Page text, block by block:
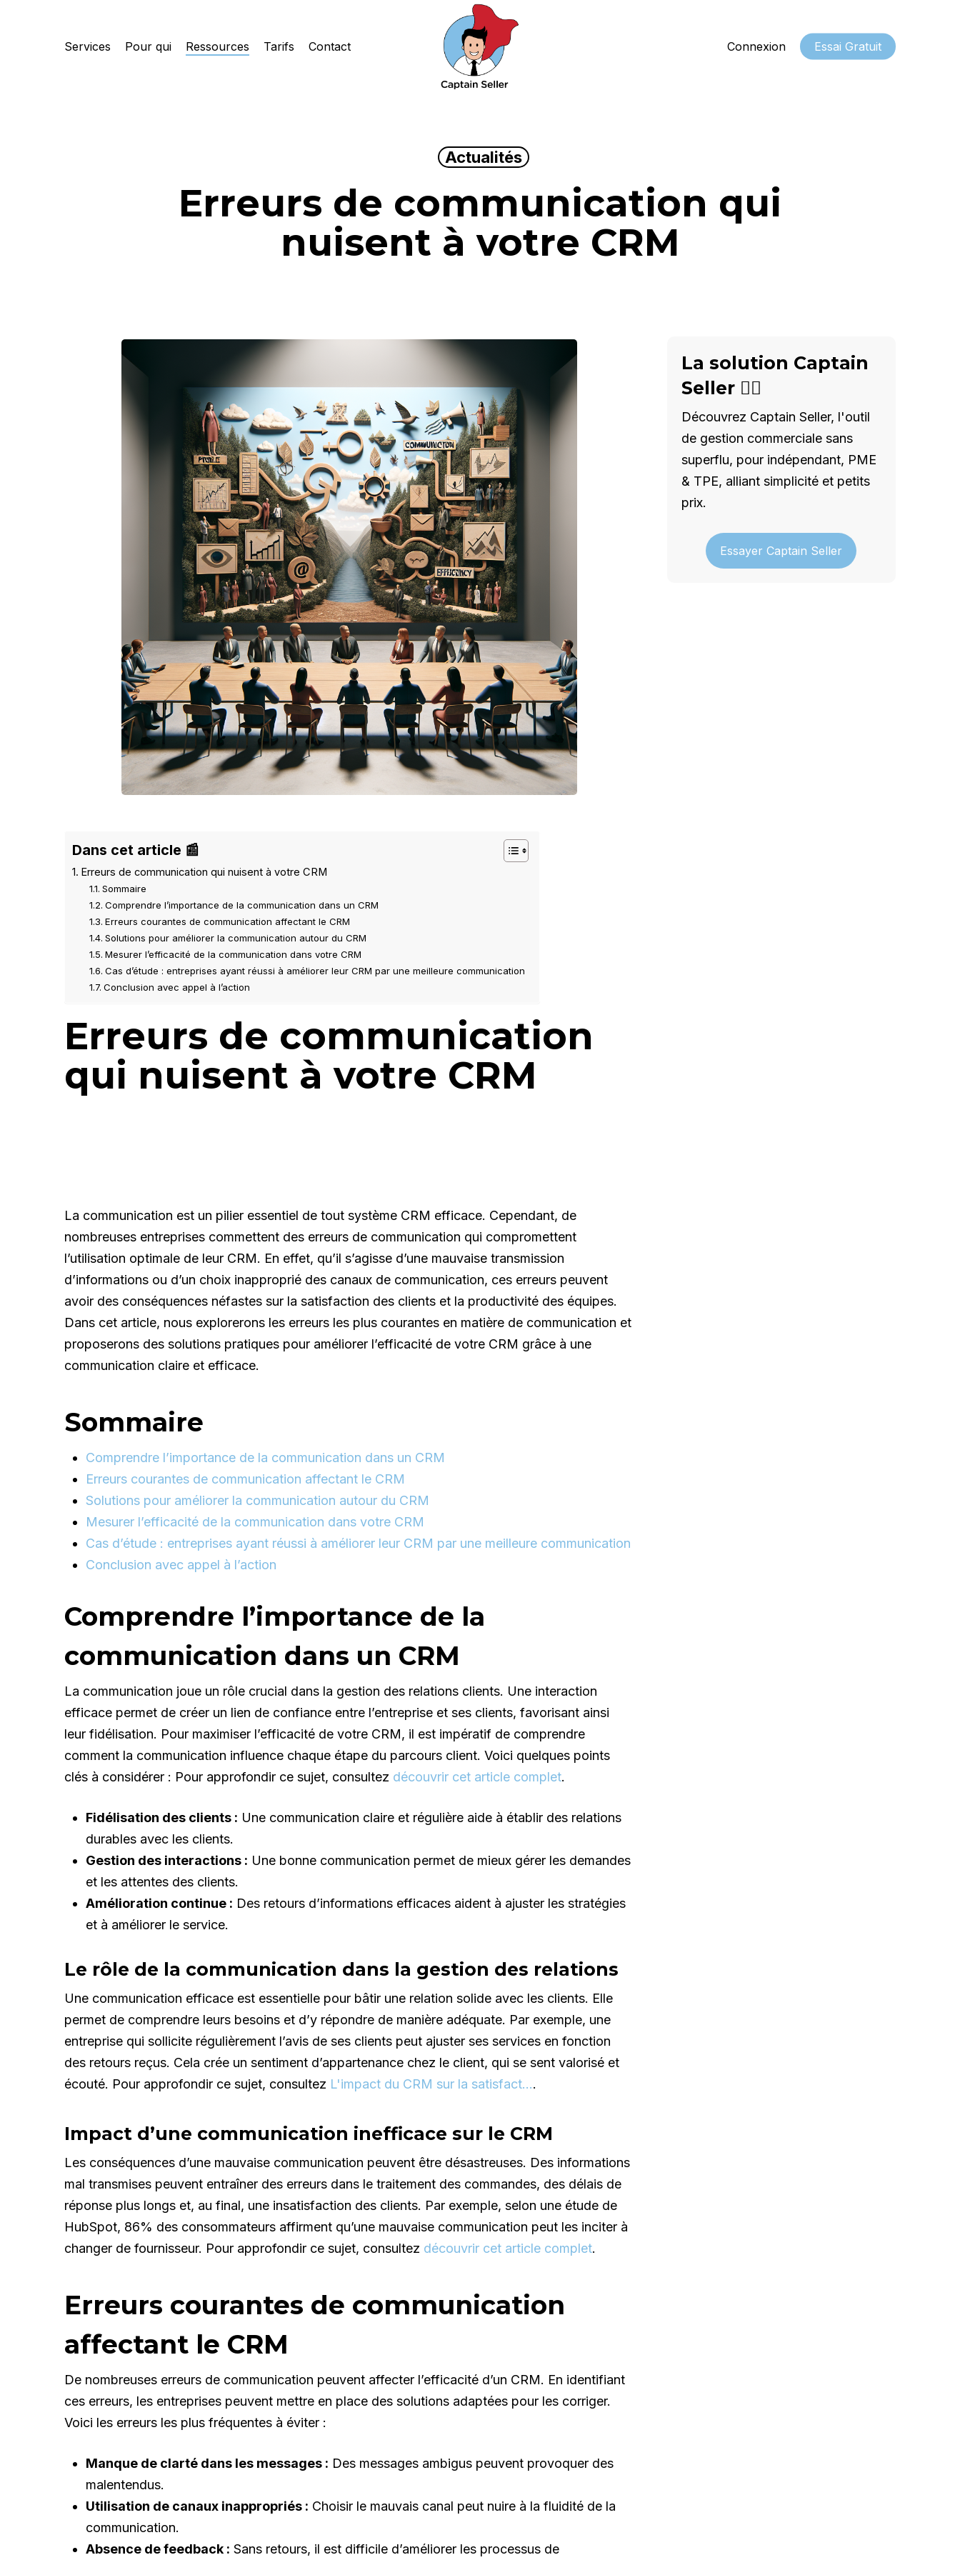
Services Pour qui Ressources Tarifs Contact Connexion Essai Gratuit
Actualités
Erreurs de communication qui
nuisent à votre CRM
Dans cet article 📰
Erreurs de communication qui nuisent à votre CRM
Sommaire
Comprendre l’importance de la communication dans un CRM
Erreurs courantes de communication affectant le CRM
Solutions pour améliorer la communication autour du CRM
Mesurer l’efficacité de la communication dans votre CRM
Cas d’étude : entreprises ayant réussi à améliorer leur CRM par une meilleure communication
Conclusion avec appel à l’action
Erreurs de communication
qui nuisent à votre CRM
La communication est un pilier essentiel de tout système CRM efficace. Cependant, de
nombreuses entreprises commettent des erreurs de communication qui compromettent
l’utilisation optimale de leur CRM. En effet, qu’il s’agisse d’une mauvaise transmission
d’informations ou d’un choix inapproprié des canaux de communication, ces erreurs peuvent
avoir des conséquences néfastes sur la satisfaction des clients et la productivité des équipes.
Dans cet article, nous explorerons les erreurs les plus courantes en matière de communication et
proposerons des solutions pratiques pour améliorer l’efficacité de votre CRM grâce à une
communication claire et efficace.
Sommaire
Comprendre l’importance de la communication dans un CRM
Erreurs courantes de communication affectant le CRM
Solutions pour améliorer la communication autour du CRM
Mesurer l’efficacité de la communication dans votre CRM
Cas d’étude : entreprises ayant réussi à améliorer leur CRM par une meilleure communication
Conclusion avec appel à l’action
Comprendre l’importance de la
communication dans un CRM
La communication joue un rôle crucial dans la gestion des relations clients. Une interaction
efficace permet de créer un lien de confiance entre l’entreprise et ses clients, favorisant ainsi
leur fidélisation. Pour maximiser l’efficacité de votre CRM, il est impératif de comprendre
comment la communication influence chaque étape du parcours client. Voici quelques points
clés à considérer : Pour approfondir ce sujet, consultez découvrir cet article complet.
Fidélisation des clients : Une communication claire et régulière aide à établir des relations
durables avec les clients.
Gestion des interactions : Une bonne communication permet de mieux gérer les demandes
et les attentes des clients.
Amélioration continue : Des retours d’informations efficaces aident à ajuster les stratégies
et à améliorer le service.
Le rôle de la communication dans la gestion des relations
Une communication efficace est essentielle pour bâtir une relation solide avec les clients. Elle
permet de comprendre leurs besoins et d’y répondre de manière adéquate. Par exemple, une
entreprise qui sollicite régulièrement l’avis de ses clients peut ajuster ses services en fonction
des retours reçus. Cela crée un sentiment d’appartenance chez le client, qui se sent valorisé et
écouté. Pour approfondir ce sujet, consultez L'impact du CRM sur la satisfact….
Impact d’une communication inefficace sur le CRM
Les conséquences d’une mauvaise communication peuvent être désastreuses. Des informations
mal transmises peuvent entraîner des erreurs dans le traitement des commandes, des délais de
réponse plus longs et, au final, une insatisfaction des clients. Par exemple, selon une étude de
HubSpot, 86% des consommateurs affirment qu’une mauvaise communication peut les inciter à
changer de fournisseur. Pour approfondir ce sujet, consultez découvrir cet article complet.
Erreurs courantes de communication
affectant le CRM
De nombreuses erreurs de communication peuvent affecter l’efficacité d’un CRM. En identifiant
ces erreurs, les entreprises peuvent mettre en place des solutions adaptées pour les corriger.
Voici les erreurs les plus fréquentes à éviter :
Manque de clarté dans les messages : Des messages ambigus peuvent provoquer des
malentendus.
Utilisation de canaux inappropriés : Choisir le mauvais canal peut nuire à la fluidité de la
communication.
Absence de feedback : Sans retours, il est difficile d’améliorer les processus de
La solution Captain
Seller 🦸‍♂️
Découvrez Captain Seller, l'outil
de gestion commerciale sans
superflu, pour indépendant, PME
& TPE, alliant simplicité et petits
prix.
Essayer Captain Seller